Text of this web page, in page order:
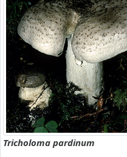
Tricholoma pardinum